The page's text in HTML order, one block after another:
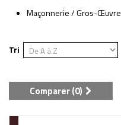
Maçonnerie / Gros-Œuvre
Tri
Comparer (0)